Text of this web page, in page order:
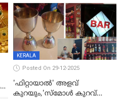
കളിക്കുന്നതിനിടെ
KERALA
Posted On 29-12-2025
'ഫിറ്റായാൽ' അളവ്
കുറയും,'സ്‌മോൾ കുറവ്